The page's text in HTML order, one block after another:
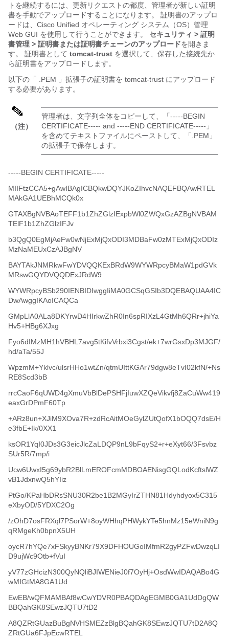
トを継続するには、更新リクエストの都度、管理者が新しい証明
書を手動でアップロードすることになります。 証明書のアップロ
ードは、Cisco Unified オペレーティング システム（OS）管理
Web GUI を使用して行うことができます。 セキュリティ > 証明
書管理 > 証明書または証明書チェーンのアップロードを開きま
す。 証明書として tomcat-trust を選択して、保存した接続先か
ら証明書をアップロードします。
以下の「 .PEM 」拡張子の証明書を tomcat-trust にアップロード
する必要があります。
（注）
管理者は、文字列全体をコピーして、「-----BEGIN
CERTIFICATE----- and -----END CERTIFICATE-----」
を含めてテキストファイルにペーストして、「.PEM」
の拡張子で保存します。
-----BEGIN CERTIFICATE-----
MIIFtzCCA5+gAwIBAgICBQkwDQYJKoZIhvcNAQEFBQAwRTEL
MAkGA1UEBhMCQk0x
GTAXBgNVBAoTEFF1b1ZhZGlzIExpbWl0ZWQxGzAZBgNVBAM
TElF1b1ZhZGlzIFJv
b3QgQ0EgMjAeFw0wNjExMjQxODI3MDBaFw0zMTExMjQxODIz
MzNaMEUxCzAJBgNV
BAYTAkJNMRkwFwYDVQQKExBRdW9WYWRpcyBMaW1pdGVk
MRswGQYDVQQDExJRdW9
WYWRpcyBSb290IENBIDIwggIiMA0GCSqGSIb3DQEBAQUAA4IC
DwAwggIKAoICAQCa
GMpLlA0ALa8DKYrwD4HIrkwZhR0In6spRIXzL4GtMh6QRr+jhiYa
Hv5+HBg6XJxg
Fyo6dIMzMH1hVBHL7avg5tKifvVrbxi3Cgst/ek+7wrGsxDp3MJGF/
hd/aTa/55J
WpzmM+Yklvc/ulsrHHo1wtZn/qtmUIttKGAr79dgw8eTvI02kfN/+Ns
RE8Scd3bB
rrcCaoF6qUWD4gXmuVbBlDePSHFjIuwXZQeVikvfj8ZaCuWw419
eaxGrDPmF60Tp
+ARz8un+XJiM9XOva7R+zdRcAitMOeGylZUtQofX1bOQQ7dsE/H
e3fbE+Ik/0XX1
ksOR1YqI0JDs3G3eicJlcZaLDQP9nL9bFqyS2+r+eXyt66/3Fsvbz
SUr5R/7mp/i
Ucw6UwxI5g69ybR2BlLmEROFcmMDBOAENisgGQLodKcftslWZ
vB1JdxnwQ5hYIiz
PtGo/KPaHbDRsSNU30R2be1B2MGyIrZTHN81Hdyhdyox5C315
eXbyOD/5YDXC2Og
/zOhD7osFRXql7PSorW+8oyWHhqPHWykYTe5hnMz15eWniN9g
qRMgeKh0bpnX5UH
oycR7hYQe7xFSkyyBNKr79X9DFHOUGoIMfmR2gyPZFwDwzqLI
D9ujWc9Otb+fVuI
yV77zGHcizN300QyNQliBJIWENieJ0f7OyHj+OsdWwIDAQABo4G
wMIGtMA8GA1Ud
EwEB/wQFMAMBAf8wCwYDVR0PBAQDAgEGMB0GA1UdDgQW
BBQahGK8SEwzJQTU7tD2
A8QZRtGUazBuBgNVHSMEZzBlgBQahGK8SEwzJQTU7tD2A8Q
ZRtGUa6FJpEcwRTEL